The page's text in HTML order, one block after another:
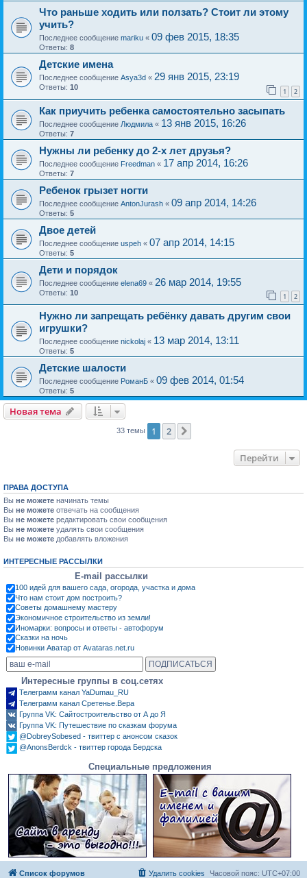
Что раньше ходить или ползать? Стоит ли этому
учить?
Последнее сообщение mariku « 09 фев 2015, 18:35
Ответы: 8
Детские имена
Последнее сообщение Asya3d « 29 янв 2015, 23:19
Ответы: 10 1 2
Как приучить ребенка самостоятельно засыпать
Последнее сообщение Людмила « 13 янв 2015, 16:26
Ответы: 7
Нужны ли ребенку до 2-х лет друзья?
Последнее сообщение Freedman « 17 апр 2014, 16:26
Ответы: 7
Ребенок грызет ногти
Последнее сообщение AntonJurash « 09 апр 2014, 14:26
Ответы: 5
Двое детей
Последнее сообщение uspeh « 07 апр 2014, 14:15
Ответы: 5
Дети и порядок
Последнее сообщение elena69 « 26 мар 2014, 19:55
Ответы: 10 1 2
Нужно ли запрещать ребёнку давать другим свои
игрушки?
Последнее сообщение nickolaj « 13 мар 2014, 13:11
Ответы: 5
Детские шалости
Последнее сообщение РоманБ « 09 фев 2014, 01:54
Ответы: 5
Новая тема
33 темы 1 2
Перейти
ПРАВА ДОСТУПА
Вы не можете начинать темы
Вы не можете отвечать на сообщения
Вы не можете редактировать свои сообщения
Вы не можете удалять свои сообщения
Вы не можете добавлять вложения
ИНТЕРЕСНЫЕ РАССЫЛКИ
E-mail рассылки
100 идей для вашего сада, огорода, участка и дома
Что нам стоит дом построить?
Советы домашнему мастеру
Экономичное строительство из земли!
Иномарки: вопросы и ответы - автофорум
Сказки на ночь
Новинки Аватар от Avataras.net.ru
Интересные группы в соц.сетях
Телеграмм канал YaDumau_RU
Телеграмм канал Сретенье.Вера
Группа VK: Сайтостроительство от А до Я
Группа VK: Путешествие по сказкам форума
@DobreySobesed - твиттер с анонсом сказок
@AnonsBerdck - твиттер города Бердска
Специальные предложения
Список форумов Часовой пояс: UTC+07:00
Удалить cookies